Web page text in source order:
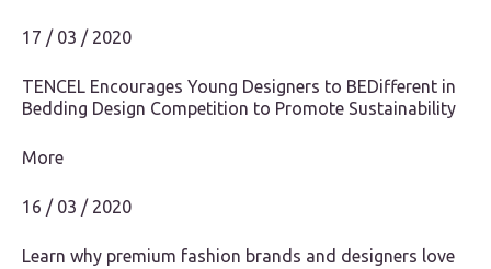
17 / 03 / 2020
TENCEL Encourages Young Designers to BEDifferent in
Bedding Design Competition to Promote Sustainability
More
16 / 03 / 2020
Learn why premium fashion brands and designers love